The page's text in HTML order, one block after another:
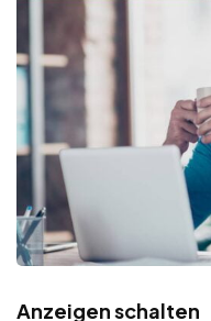
Anzeigen schalten